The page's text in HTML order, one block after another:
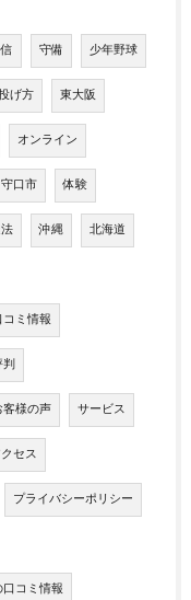
守備 少年野球
げ方 東大阪
オンライン
守口市 体験
沖縄 北海道
ミ情報
判
様の声 サービス
セス
プライバシーポリシー
コミ情報